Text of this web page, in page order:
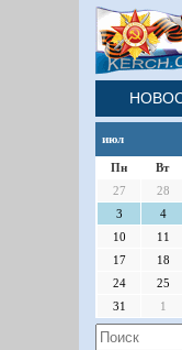
июл
Пн Вт
27
28
3
4
10
11
17
18
24
25
31
1